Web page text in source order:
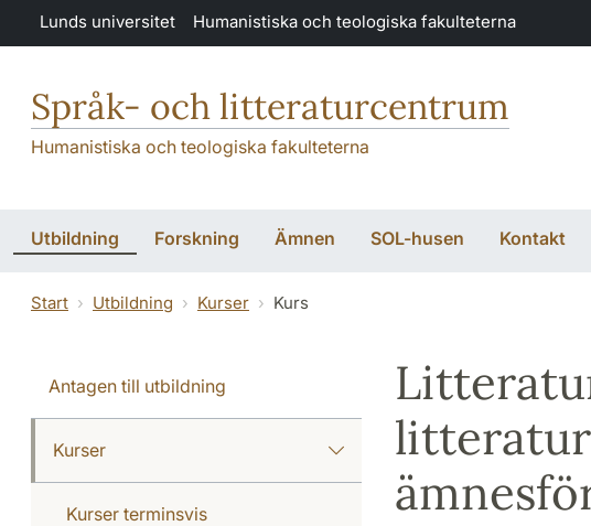
Hoppa till huvudinnehåll
Lunds universitet Humanistiska och teologiska fakulteterna
Språk- och litteraturcentrum
Humanistiska och teologiska fakulteterna
Utbildning Forskning Ämnen SOL-husen Kontakt
Start Utbildning Kurser Kurs
Antagen till utbildning
Kurser
Kurser terminsvis